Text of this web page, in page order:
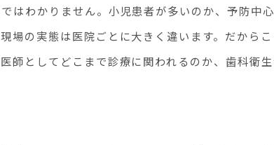
はわかりません。小児患者が多いのか、予防中
場の実態は医院ごとに大きく違います。だから
師としてどこまで診療に関われるのか、歯科衛